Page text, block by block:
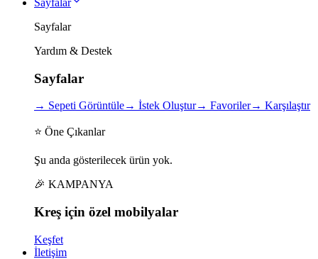
Sayfalar
Yardım & Destek
Sayfalar
→ Sepeti Görüntüle→ İstek Oluştur→ Favoriler→ Karşılaştır
⭐ Öne Çıkanlar
Şu anda gösterilecek ürün yok.
🎉 KAMPANYA
Kreş için özel mobilyalar
Keşfet
İletişim